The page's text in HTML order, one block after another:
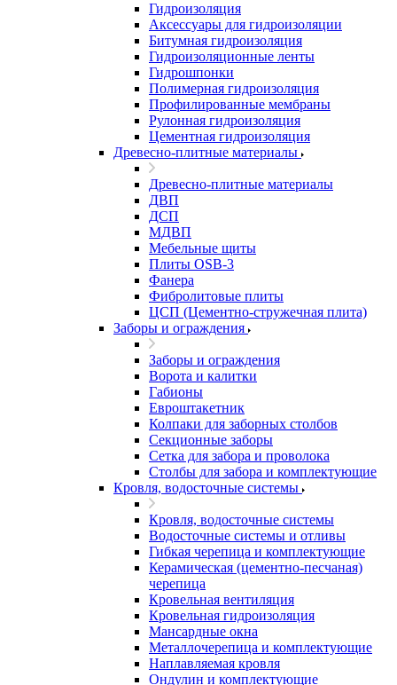
Гидроизоляция
Аксессуары для гидроизоляции
Битумная гидроизоляция
Гидроизоляционные ленты
Гидрошпонки
Полимерная гидроизоляция
Профилированные мембраны
Рулонная гидроизоляция
Цементная гидроизоляция
Древесно-плитные материалы
Древесно-плитные материалы
ДВП
ДСП
МДВП
Мебельные щиты
Плиты OSB-3
Фанера
Фибролитовые плиты
ЦСП (Цементно-стружечная плита)
Заборы и ограждения
Заборы и ограждения
Ворота и калитки
Габионы
Евроштакетник
Колпаки для заборных столбов
Секционные заборы
Сетка для забора и проволока
Столбы для забора и комплектующие
Кровля, водосточные системы
Кровля, водосточные системы
Водосточные системы и отливы
Гибкая черепица и комплектующие
Керамическая (цементно-песчаная)
черепица
Кровельная вентиляция
Кровельная гидроизоляция
Мансардные окна
Металлочерепица и комплектующие
Наплавляемая кровля
Ондулин и комплектующие